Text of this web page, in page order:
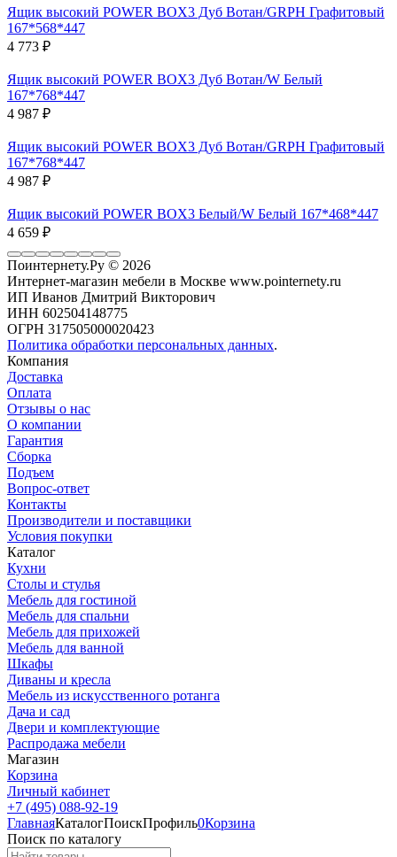
Ящик высокий POWER BOX3 Дуб Вотан/GRPH Графитовый
167*568*447
4 773 ₽
Ящик высокий POWER BOX3 Дуб Вотан/W Белый
167*768*447
4 987 ₽
Ящик высокий POWER BOX3 Дуб Вотан/GRPH Графитовый
167*768*447
4 987 ₽
Ящик высокий POWER BOX3 Белый/W Белый 167*468*447
4 659 ₽
Поинтернету.Ру © 2026
Интернет-магазин мебели в Москве www.pointernety.ru
ИП Иванов Дмитрий Викторович
ИНН 602504148775
ОГРН 317505000020423
Политика обработки персональных данных.
Компания
Доставка
Оплата
Отзывы о нас
О компании
Гарантия
Сборка
Подъем
Вопрос-ответ
Контакты
Производители и поставщики
Условия покупки
Каталог
Кухни
Столы и стулья
Мебель для гостиной
Мебель для спальни
Мебель для прихожей
Мебель для ванной
Шкафы
Диваны и кресла
Мебель из искусственного ротанга
Дача и сад
Двери и комплектующие
Распродажа мебели
Магазин
Корзина
Личный кабинет
+7 (495) 088-92-19
ГлавнаяКаталогПоискПрофиль0Корзина
Поиск по каталогу